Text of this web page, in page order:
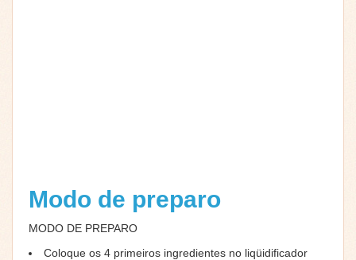
Modo de preparo
MODO DE PREPARO
Coloque os 4 primeiros ingredientes no liqüidificador